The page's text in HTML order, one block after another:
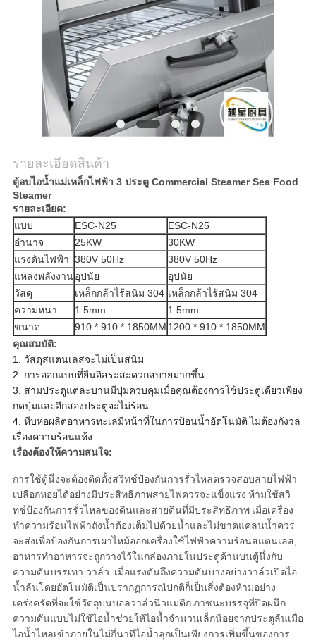
แผนผัง
เว็บไซต์
PRIVACY
POLICY
รายละเอียดสินค้า
ตู้อบไอน้ำแม่เหล็กไฟฟ้า 3 ประตู Commercial Steamer Sea Food
Steamer
รายละเอียด:
แบบ
ESC-N25
ESC-N25
อำนาจ
25KW
30KW
แรงดันไฟฟ้า 380V 50Hz
380V 50Hz
แหล่งพลังงานอุปนัย
อุปนัย
วัสดุ
เหล็กกล้าไร้สนิม 304 เหล็กกล้าไร้สนิม 304
ความหนา
1.5mm
1.5mm
ขนาด
910 * 910 * 1850MM 1200 * 910 * 1850MM
คุณสมบัติ:
1. วัสดุสแตนเลสจะไม่เป็นสนิม
2. การออกแบบที่ยืนอิสระสะดวกสบายมากขึ้น
3. สามประตูแต่ละบานมีปุ่มควบคุมเมื่อคุณต้องการใช้ประตูเดียวเพียง
กดปุ่มและอีกสองประตูจะไม่ร้อน
4. หีบห่อผลิตอาหารทะเลมีหน้าที่ในการป้อนน้ำอัตโนมัติ ไม่ต้องกังวล
เรื่องความร้อนแห้ง
เรื่องต้องให้ความสนใจ:
การใช้ตู้นึ่งจะต้องติดตั้งสวิทช์ป้องกันการรั่วไหลตรวจสอบสายไฟฟ้า
เปลือกหอยได้อย่างมีประสิทธิภาพสายไฟควรจะแข็งแรง ห้ามใช้สวิ
ทช์ป้องกันการรั่วไหลของดินและสายดินที่มีประสิทธิภาพ เมื่อเครื่อง
ทำความร้อนไฟฟ้าถังน้ำต้องเต็มไปด้วยน้ำและไม่ขาดแคลนน้ำควร
จะส่งเพื่อป้องกันการเผาไหม้ออกเครื่องใช้ไฟฟ้าความร้อนสแตนเลส,
อาหารทำอาหารจะถูกวางไว้ในกล่องภายในประตูด้านบนตู้นึ่งกับ
ความดันบรรเทา วาล์ว. เมื่อแรงดันถึงความดันบางอย่างวาล์วเปิดไอ
น้ำล้นโดยอัตโนมัติเป็นปรากฏการณ์ปกติก็เป็นสิ่งต้องห้ามอย่าง
เคร่งครัดที่จะใช้วัตถุบนบอลวาล์วนิวแมติกภาชนะบรรจุที่ปิดผนึก
ความดันแบบไม่ใช้ไอน้ำช่วยให้ไอน้ำจำนวนเล็กน้อยจากประตูล้นเมื่อ
ไอน้ำไหลเข้าภายในไม่กี่นาทีไอน้ำลุกเป็นเพียงการเพิ่มขึ้นของการ